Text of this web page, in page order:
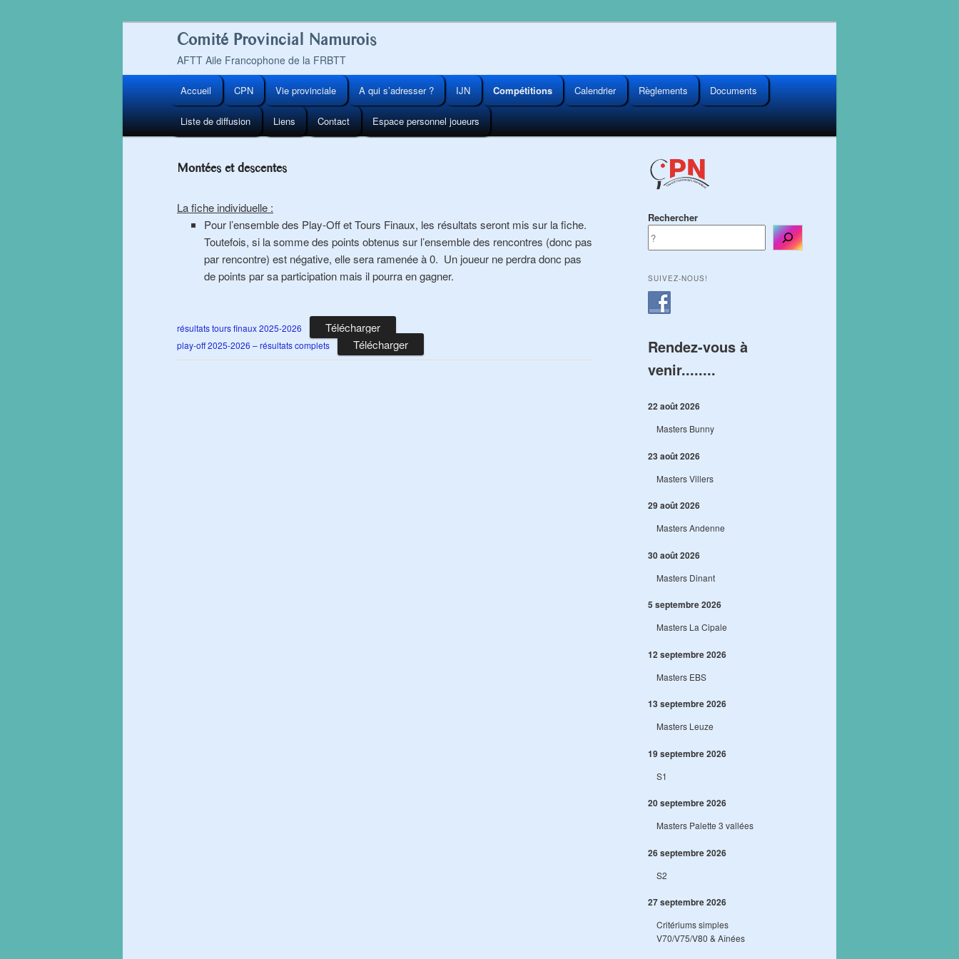
Comité Provincial Namurois
AFTT Aile Francophone de la FRBTT
Menu
principal
Aller
au
contenu
Accueil CPN Vie provinciale A qui s’adresser ? IJN Compétitions Calendrier Règlements Documents
Liste de diffusion Liens Contact Espace personnel joueurs
Montées et descentes
La fiche individuelle :
Pour l’ensemble des Play-Off et Tours Finaux, les résultats seront mis sur la fiche.
Toutefois, si la somme des points obtenus sur l’ensemble des rencontres (donc pas
par rencontre) est négative, elle sera ramenée à 0. Un joueur ne perdra donc pas
de points par sa participation mais il pourra en gagner.
résultats tours finaux 2025-2026 Télécharger
play-off 2025-2026 – résultats complets Télécharger
Rechercher
SUIVEZ-NOUS!
Rendez-vous à
venir........
22 août 2026
Masters Bunny
23 août 2026
Masters Villers
29 août 2026
Masters Andenne
30 août 2026
Masters Dinant
5 septembre 2026
Masters La Cipale
12 septembre 2026
Masters EBS
13 septembre 2026
Masters Leuze
19 septembre 2026
S1
20 septembre 2026
Masters Palette 3 vallées
26 septembre 2026
S2
27 septembre 2026
Critériums simples
V70/V75/V80 & Aînées